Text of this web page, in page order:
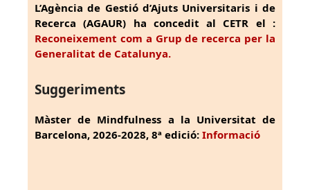
L’Agència de Gestió d’Ajuts Universitaris i de
Recerca (AGAUR) ha concedit al CETR el :
Reconeixement com a Grup de recerca per la
Generalitat de Catalunya.
Suggeriments
Màster de Mindfulness a la Universitat de
Barcelona, 2026-2028, 8ª edició: Informació